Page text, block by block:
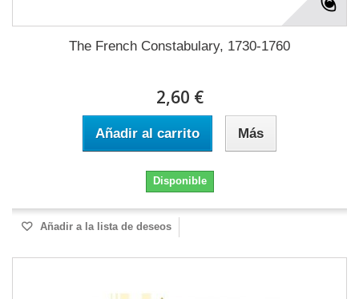
The French Constabulary, 1730-1760
2,60 €
Añadir al carrito Más
Disponible
Añadir a la lista de deseos